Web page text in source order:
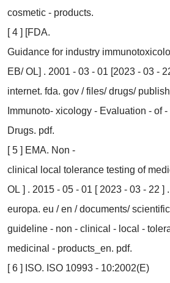
cosmetic - products.
[ 4 ] [FDA.
Guidance for industry
EB/ OL] . 2001 - 03 - 01 [2023 - 03 -
internet. fda. gov / files/ drugs/
Immunoto⁃ xicology - Evaluation - of
Drugs. pdf.
[ 5 ] EMA. Non -
clinical local tolerance testing of
OL ] . 2015 - 05 - 01 [ 2023 - 03 - 22 ]
europa. eu / en / documents/
guideline - non - clinical - local -
medicinal - products_en. pdf.
[ 6 ] ISO. ISO 10993 - 10:2002(E)